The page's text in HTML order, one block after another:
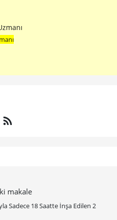
makale
Sadece 18 Saatte İnşa Edilen 2